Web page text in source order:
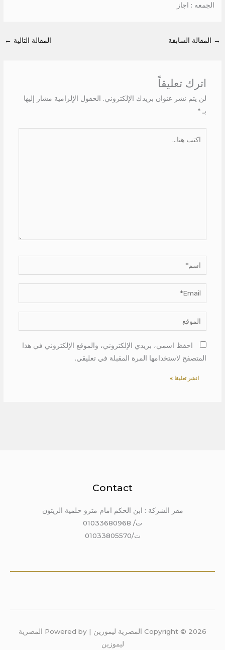
الجمعه : اجاز
→ المقالة السابقة المقالة التالية ←
اترك تعليقاً
لن يتم نشر عنوان بريدك الإلكتروني. الحقول الإلزامية مشار إليها
بـ *
اسم*
Email*
الموقع
احفظ اسمي، بريدي الإلكتروني، والموقع الإلكتروني في هذا
المتصفح لاستخدامها المرة المقبلة في تعليقي.
Contact
مقر الشركة : ابن الحكم امام مترو حلمية الزيتون
ت/ 01033680968
ت/01033805570
Copyright © 2026 المصرية ليموزين | Powered by المصرية
ليموزين